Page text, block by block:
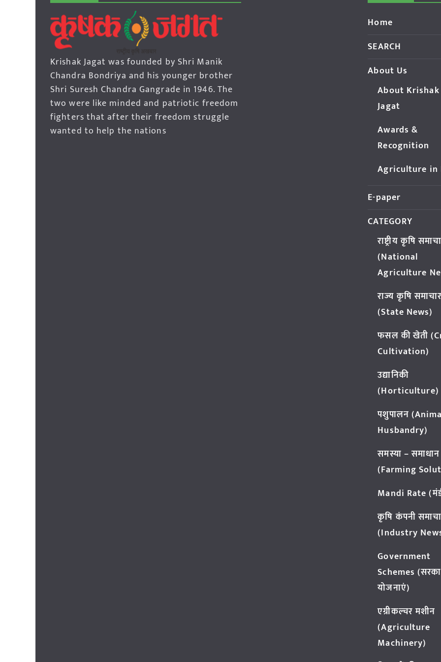
Krishak Jagat was founded by Shri Manik
Chandra Bondriya and his younger brother
Shri Suresh Chandra Gangrade in 1946. The
two were like minded and patriotic freedom
fighters that after their freedom struggle
wanted to help the nations
Home
SEARCH
About Us
About Krishak
Jagat
Awards &
Recognition
Agriculture in
E-paper
CATEGORY
राष्ट्रीय कृषि
(National
Agriculture
राज्य कृषि समाचार
(State News)
फसल की खेती
Cultivation)
उद्यानिकी
(Horticulture)
पशुपालन
Husbandry)
समस्या – समाधान
(Farming
Mandi Rate
कृषि कंपनी
(Industry
Government
Schemes
योजनाएं)
एग्रीकल्चर मशीन
(Agriculture
Machinery)